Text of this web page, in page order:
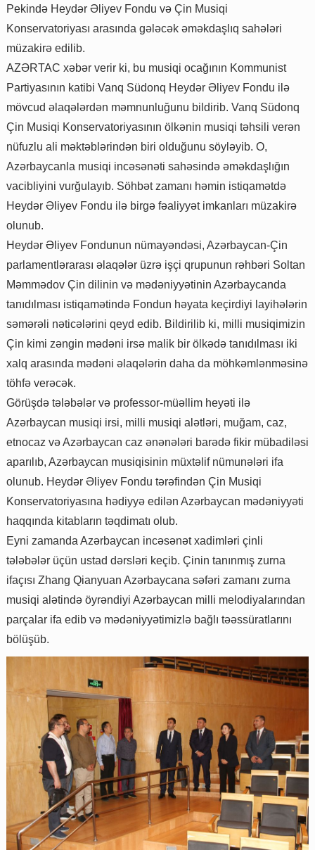
Pekində Heydər Əliyev Fondu və Çin Musiqi
Konservatoriyası arasında gələcək əməkdaşlıq sahələri
müzakirə edilib.
AZƏRTAC xəbər verir ki, bu musiqi ocağının Kommunist
Partiyasının katibi Vanq Südonq Heydər Əliyev Fondu ilə
mövcud əlaqələrdən məmnunluğunu bildirib. Vanq Südonq
Çin Musiqi Konservatoriyasının ölkənin musiqi təhsili verən
nüfuzlu ali məktəblərindən biri olduğunu söyləyib. O,
Azərbaycanla musiqi incəsənəti sahəsində əməkdaşlığın
vacibliyini vurğulayıb. Söhbət zamanı həmin istiqamətdə
Heydər Əliyev Fondu ilə birgə fəaliyyət imkanları müzakirə
olunub.
Heydər Əliyev Fondunun nümayəndəsi, Azərbaycan-Çin
parlamentlərarası əlaqələr üzrə işçi qrupunun rəhbəri Soltan
Məmmədov Çin dilinin və mədəniyyətinin Azərbaycanda
tanıdılması istiqamətində Fondun həyata keçirdiyi layihələrin
səmərəli nəticələrini qeyd edib. Bildirilib ki, milli musiqimizin
Çin kimi zəngin mədəni irsə malik bir ölkədə tanıdılması iki
xalq arasında mədəni əlaqələrin daha da möhkəmlənməsinə
töhfə verəcək.
Görüşdə tələbələr və professor-müəllim heyəti ilə
Azərbaycan musiqi irsi, milli musiqi alətləri, muğam, caz,
etnocaz və Azərbaycan caz ənənələri barədə fikir mübadiləsi
aparılıb, Azərbaycan musiqisinin müxtəlif nümunələri ifa
olunub. Heydər Əliyev Fondu tərəfindən Çin Musiqi
Konservatoriyasına hədiyyə edilən Azərbaycan mədəniyyəti
haqqında kitabların təqdimatı olub.
Eyni zamanda Azərbaycan incəsənət xadimləri çinli
tələbələr üçün ustad dərsləri keçib. Çinin tanınmış zurna
ifaçısı Zhang Qianyuan Azərbaycana səfəri zamanı zurna
musiqi alətində öyrəndiyi Azərbaycan milli melodiyalarından
parçalar ifa edib və mədəniyyətimizlə bağlı təəssüratlarını
bölüşüb.